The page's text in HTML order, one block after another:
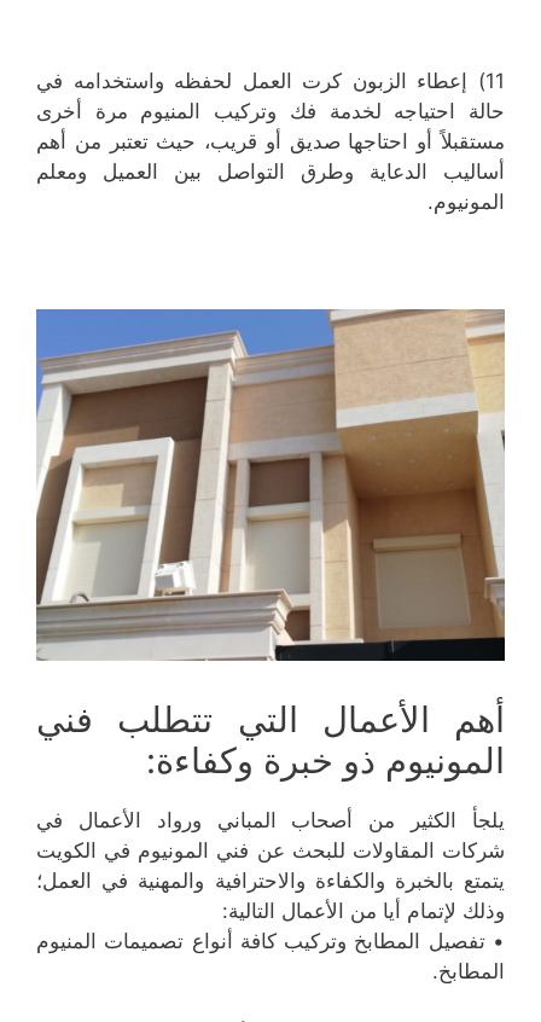
11) إعطاء الزبون كرت العمل لحفظه واستخدامه في
حالة احتياجه لخدمة فك وتركيب المنيوم مرة أخرى
مستقبلاً أو احتاجها صديق أو قريب، حيث تعتبر من أهم
أساليب الدعاية وطرق التواصل بين العميل ومعلم
المونيوم.
أهم الأعمال التي تتطلب فني
المونيوم ذو خبرة وكفاءة:
يلجأ الكثير من أصحاب المباني ورواد الأعمال في
شركات المقاولات للبحث عن فني المونيوم في الكويت
يتمتع بالخبرة والكفاءة والاحترافية والمهنية في العمل؛
وذلك لإتمام أيا من الأعمال التالية:
• تفصيل المطابخ وتركيب كافة أنواع تصميمات المنيوم
المطابخ.